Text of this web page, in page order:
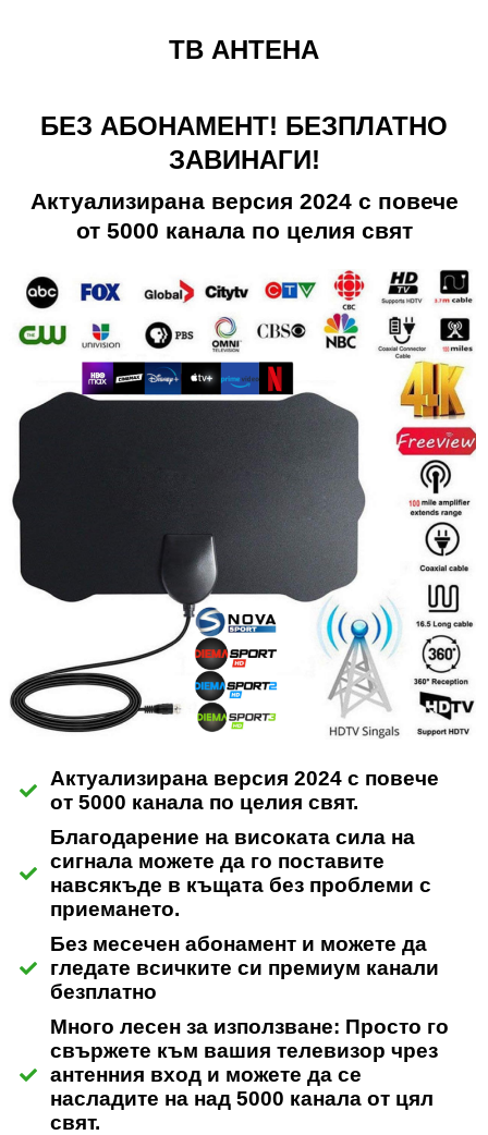
ТВ АНТЕНА
БЕЗ АБОНАМЕНТ! БЕЗПЛАТНО
ЗАВИНАГИ!
Актуализирана версия 2024 с повече
от 5000 канала по целия свят
Актуализирана версия 2024 с повече
от 5000 канала по целия свят.
Благодарение на високата сила на
сигнала можете да го поставите
навсякъде в къщата без проблеми с
приемането.
Без месечен абонамент и можете да
гледате всичките си премиум канали
безплатно
Много лесен за използване: Просто го
свържете към вашия телевизор чрез
антенния вход и можете да се
насладите на над 5000 канала от цял ​​
свят.